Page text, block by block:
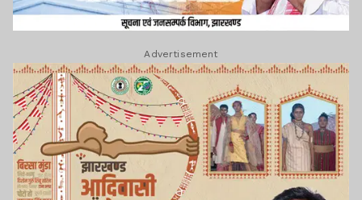
Advertisement